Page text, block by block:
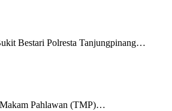
Bestari Polresta Tanjungpinang…
Makam Pahlawan (TMP)…